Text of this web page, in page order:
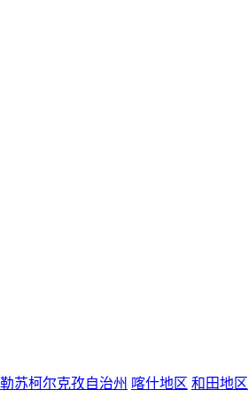
苏柯尔克孜自治州 喀什地区 和田地区